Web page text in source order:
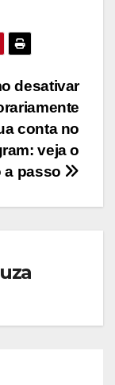
desativar
conta no
veja o
a passo